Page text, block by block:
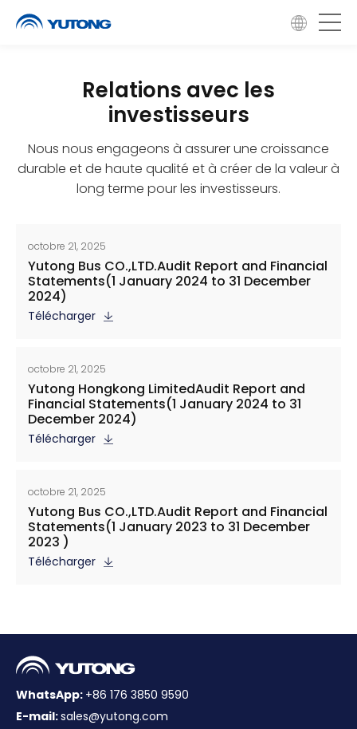
Relations avec les
investisseurs
Nous nous engageons à assurer une croissance
durable et de haute qualité et à créer de la valeur à
long terme pour les investisseurs.
octobre 21, 2025
Yutong Bus CO.,LTD.Audit Report and Financial
Statements(1 January 2024 to 31 December
2024)
Télécharger
octobre 21, 2025
Yutong Hongkong LimitedAudit Report and
Financial Statements(1 January 2024 to 31
December 2024)
Télécharger
octobre 21, 2025
Yutong Bus CO.,LTD.Audit Report and Financial
Statements(1 January 2023 to 31 December
2023 )
Télécharger
WhatsApp: +86 176 3850 9590
E-mail:sales@yutong.com